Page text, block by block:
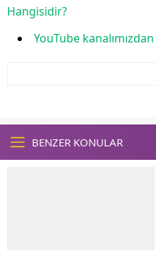
Hangisidir?
YouTube kanalımızdan
BENZER KONULAR